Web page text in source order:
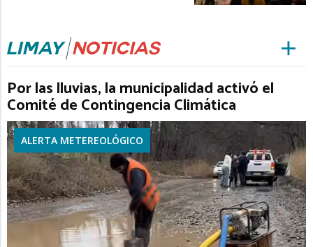
Por las lluvias, la municipalidad activó el
Comité de Contingencia Climática
ALERTA METEREOLÓGICO